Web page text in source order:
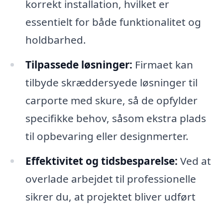
korrekt installation, hvilket er
essentielt for både funktionalitet og
holdbarhed.
Tilpassede løsninger: Firmaet kan
tilbyde skræddersyede løsninger til
carporte med skure, så de opfylder
specifikke behov, såsom ekstra plads
til opbevaring eller designmerter.
Effektivitet og tidsbesparelse: Ved at
overlade arbejdet til professionelle
sikrer du, at projektet bliver udført